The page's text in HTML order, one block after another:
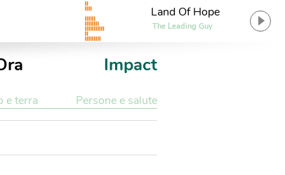
Land Of Hope
The Leading Guy
Impact
e terra Persone e salute